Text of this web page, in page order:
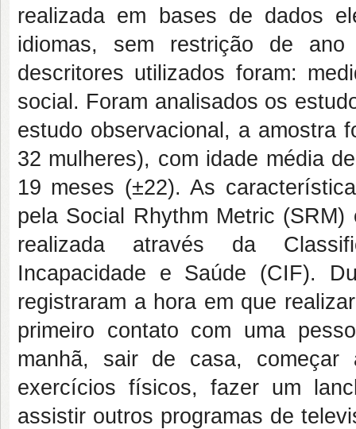
realizada em bases de dados
idiomas, sem restrição de
descritores utilizados foram:
social. Foram analisados os
estudo observacional, a amostra
32 mulheres), com idade média
19 meses (±22). As
pela Social Rhythm Metric
realizada através da
Incapacidade e Saúde (CIF).
registraram a hora em que
primeiro contato com uma
manhã, sair de casa, começar
exercícios físicos, fazer um
assistir outros programas de